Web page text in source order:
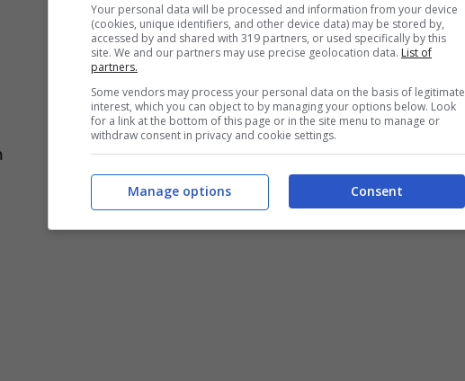
Your personal data will be processed and information from your device
(cookies, unique identifiers, and other device data) may be stored by,
accessed by and shared with 319 partners, or used specifically by this
site. We and our partners may use precise geolocation data. List of
partners.
Some vendors may process your personal data on the basis of legitimate
interest, which you can object to by managing your options below. Look
for a link at the bottom of this page or in the site menu to manage or
withdraw consent in privacy and cookie settings.
Consent
Manage options